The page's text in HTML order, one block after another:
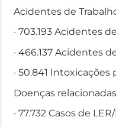
Acidentes de
· 703.193 Acidentes
· 466.137 Acidentes
· 50.841
Doenças
· 77.732 Casos de